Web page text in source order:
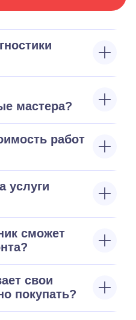
мастера?
работ
услуги
сможет
свои
покупать?